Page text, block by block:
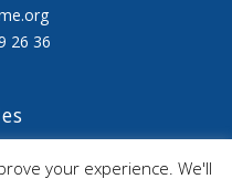
26 36
2026
your experience. We'll